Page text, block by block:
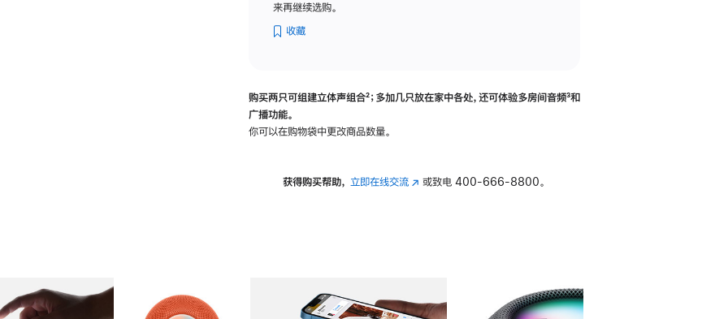
来再继续选购。
收藏
购买两只可组建立体声组合脚
²；多加几只放在家中各处，还可体验多‍房‍间音频脚
³和
广播功能。
你可以在购物袋中更改商品数量。
获得购买帮助， 立即在线交流(在 或致电 400-666-8800。